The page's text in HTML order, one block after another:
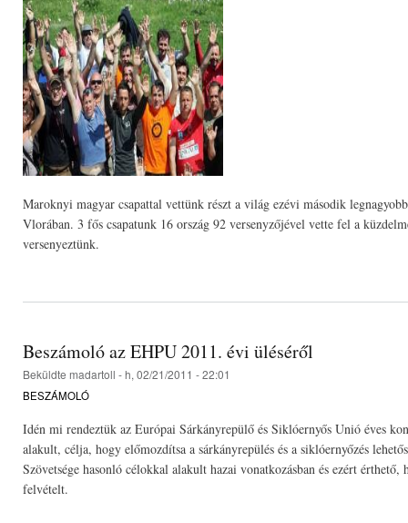
Maroknyi magyar csapattal vettünk részt a világ ezévi második
Vlorában. 3 fős csapatunk 16 ország 92 versenyzőjével vette fel a
versenyeztünk.
Beszámoló az EHPU 2011. évi üléséről
Beküldte madartoll - h, 02/21/2011 - 22:01
BESZÁMOLÓ
Idén mi rendeztük az Európai Sárkányrepülő és Siklóernyős Unió éves
alakult, célja, hogy előmozdítsa a sárkányrepülés és a siklóernyőzés
Szövetsége hasonló célokkal alakult hazai vonatkozásban és ezért
felvételt.